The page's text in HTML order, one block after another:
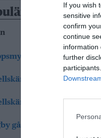
If you wish
sensitive
confirm
continue
information
further
Naturistcamping
camping
gård och logi